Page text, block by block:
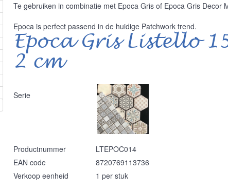
Te gebruiken in combinatie met Epoca Gris of Epoca Gris Decor
Epoca is perfect passend in de huidige Patchwork trend.
Epoca Gris Listello
2 cm
Serie
Productnummer
LTEPOC014
EAN code
8720769113736
Verkoop eenheid
1 per stuk